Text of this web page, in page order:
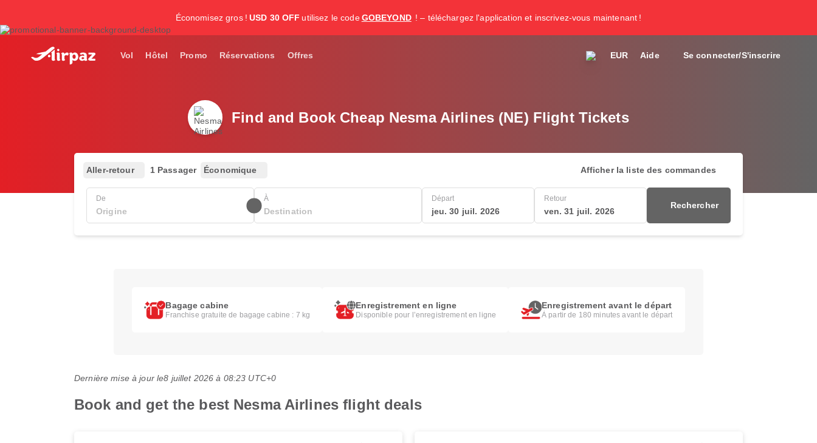
Économisez gros ! USD 30 OFF utilisez le code GOBEYOND ! – téléchargez l'application et inscrivez-vous maintenant !
Vol Hôtel Promo Réservations Offres EUR Aide Se connecter/S'inscrire
Find and Book Cheap Nesma Airlines (NE) Flight Tickets
Aller-retour 1 Passager Économique Afficher la liste des commandes
De À Départ
jeu. 30 juil. 2026
Retour
ven. 31 juil. 2026
Rechercher
Bagage cabine
Franchise gratuite de bagage cabine : 7 kg
Enregistrement en ligne
Disponible pour l’enregistrement en ligne
Enregistrement avant le départ
À partir de 180 minutes avant le départ
Dernière mise à jour le8 juillet 2026 à 08:23 UTC+0
Book and get the best Nesma Airlines flight deals